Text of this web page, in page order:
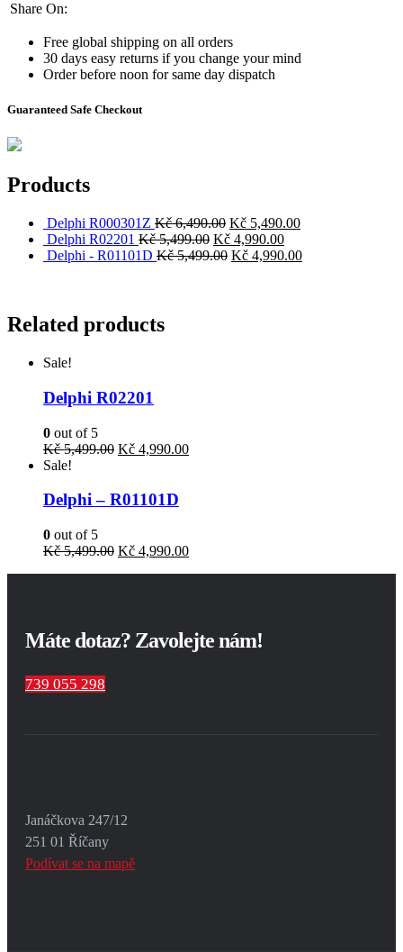
Share On:
Free global shipping on all orders
30 days easy returns if you change your mind
Order before noon for same day dispatch
Guaranteed Safe Checkout
Products
Delphi R000301Z Kč6,490.00 Kč 5,490.00
Delphi R02201 Kč5,499.00 Kč 4,990.00
Delphi - R01101D Kč5,499.00 Kč 4,990.00
Related products
Sale!
Delphi R02201
0 out of 5
Kč5,499.00 Kč 4,990.00
Sale!
Delphi – R01101D
0 out of 5
Kč5,499.00 Kč 4,990.00
Máte dotaz? Zavolejte nám!
739 055 298
Janáčkova 247/12
251 01 Říčany
Podívat se na mapě